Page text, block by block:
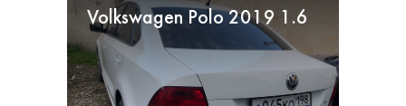
Volkswagen Polo 2019 1.6